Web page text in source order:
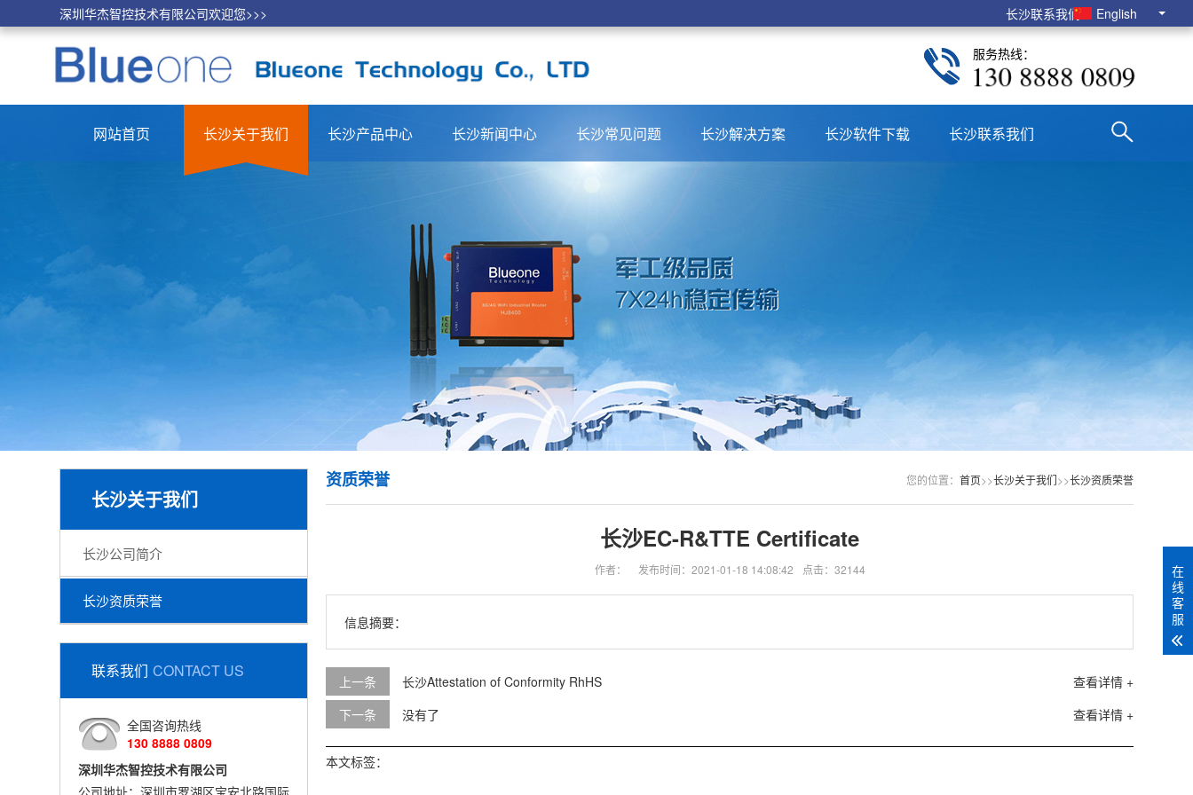
长沙联系我们 English
深圳华杰智控技术有限公司欢迎您>>>
服务热线：
130 8888 0809
网站首页 长沙关于我们 长沙产品中心 长沙新闻中心 长沙常见问题 长沙解决方案 长沙软件下载 长沙联系我们
长沙关于我们
长沙公司简介
长沙资质荣誉
联系我们 CONTACT US
全国咨询热线
130 8888 0809
深圳华杰智控技术有限公司
公司地址：深圳市罗湖区宝安北路国际
您的位置： 首页>>长沙关于我们>>长沙资质荣誉
资质荣誉
长沙EC-R&TTE Certificate
作者： 发布时间：2021-01-18 14:08:42 点击：32144
信息摘要：
上一条 查看详情 +
长沙Attestation of Conformity RhHS
下一条
查看详情 +
没有了
本文标签：
在
线
客
服